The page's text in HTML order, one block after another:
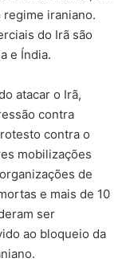
iraniano.
do Irã são
e Índia.
atacar o Irã,
contra
contra o
mobilizações
de
e mais de 10
ser
ao bloqueio da